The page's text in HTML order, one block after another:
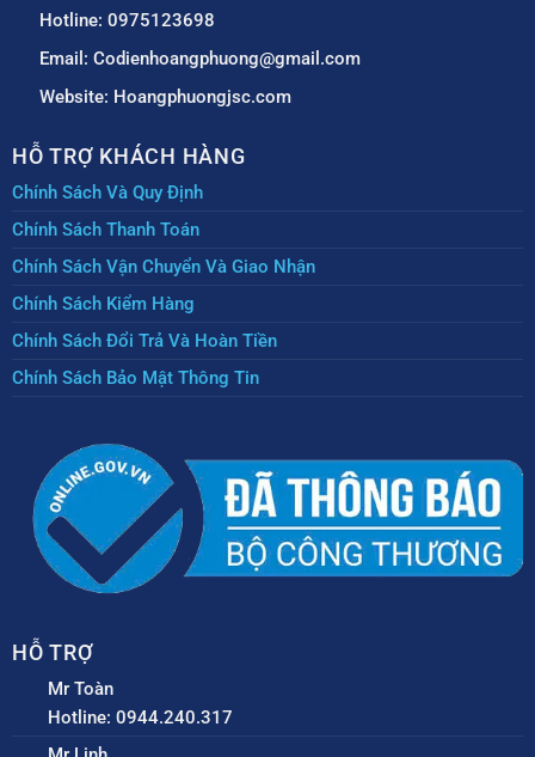
Hotline: 0975123698
Email: Codienhoangphuong@gmail.com
Website: Hoangphuongjsc.com
HỖ TRỢ KHÁCH HÀNG
Chính Sách Và Quy Định
Chính Sách Thanh Toán
Chính Sách Vận Chuyển Và Giao Nhận
Chính Sách Kiểm Hàng
Chính Sách Đổi Trả Và Hoàn Tiền
Chính Sách Bảo Mật Thông Tin
HỖ TRỢ
Mr Toàn
Hotline: 0944.240.317